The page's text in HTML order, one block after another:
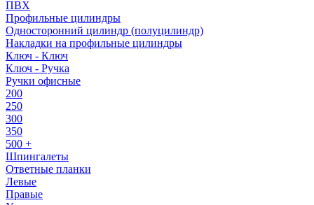
ПВХ
Профильные цилиндры
Односторонний цилиндр (полуцилиндр)
Накладки на профильные цилиндры
Ключ - Ключ
Ключ - Ручка
Ручки офисные
200
250
300
350
500 +
Шпингалеты
Ответные планки
Левые
Правые